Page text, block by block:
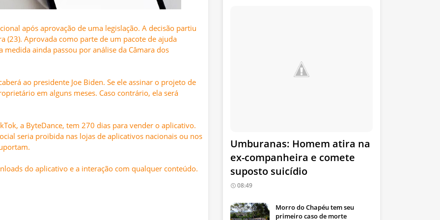
após aprovação de uma legislação. A decisão partiu
(23). Aprovada como parte de um pacote de ajuda
ainda passou por análise da Câmara dos
ao presidente Joe Biden. Se ele assinar o projeto de
em alguns meses. Caso contrário, ela será
a ByteDance, tem 270 dias para vender o aplicativo.
seria proibida nas lojas de aplicativos nacionais ou nos
do aplicativo e a interação com qualquer conteúdo.
Umburanas: Homem atira na
ex-companheira e comete
suposto suicídio
08:49
Morro do Chapéu tem seu
primeiro caso de morte